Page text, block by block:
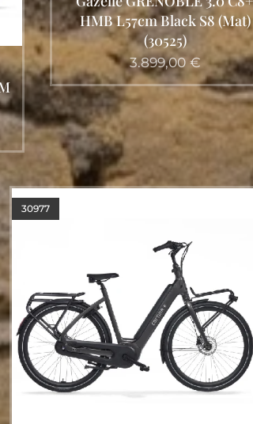
Gazelle Avignon C380+ L57
twilight green (mat) (30630)
Vanaf5.199,00 €
30977